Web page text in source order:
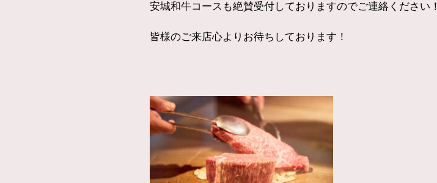
安城和牛コースも絶賛受付しておりますのでご連絡ください！
皆様のご来店心よりお待ちしております！